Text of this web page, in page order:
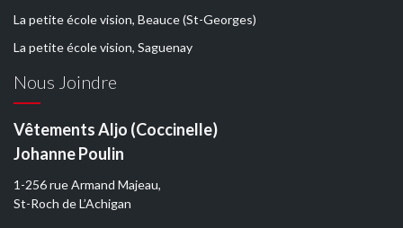
La petite école vision, Beauce (St-Georges)
La petite école vision, Saguenay
Nous Joindre
Vêtements Aljo (Coccinelle)
Johanne Poulin
1-256 rue Armand Majeau,
St-Roch de L’Achigan